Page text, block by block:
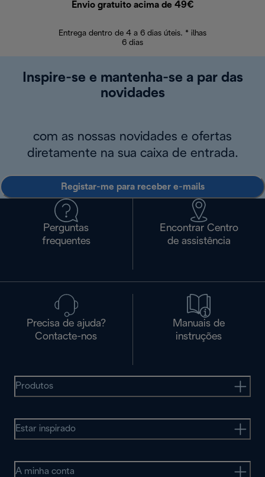
Envio gratuito acima de 49€
Entrega dentro de 4 a 6 dias úteis. * ilhas
6 dias
Inspire-se e mantenha-se a par das
novidades
com as nossas novidades e ofertas
diretamente na sua caixa de entrada.
Registar-me para receber e-mails
Perguntas
frequentes
Encontrar Centro
de assistência
Precisa de ajuda?
Contacte-nos
Manuais de
instruções
Produtos
Estar inspirado
A minha conta